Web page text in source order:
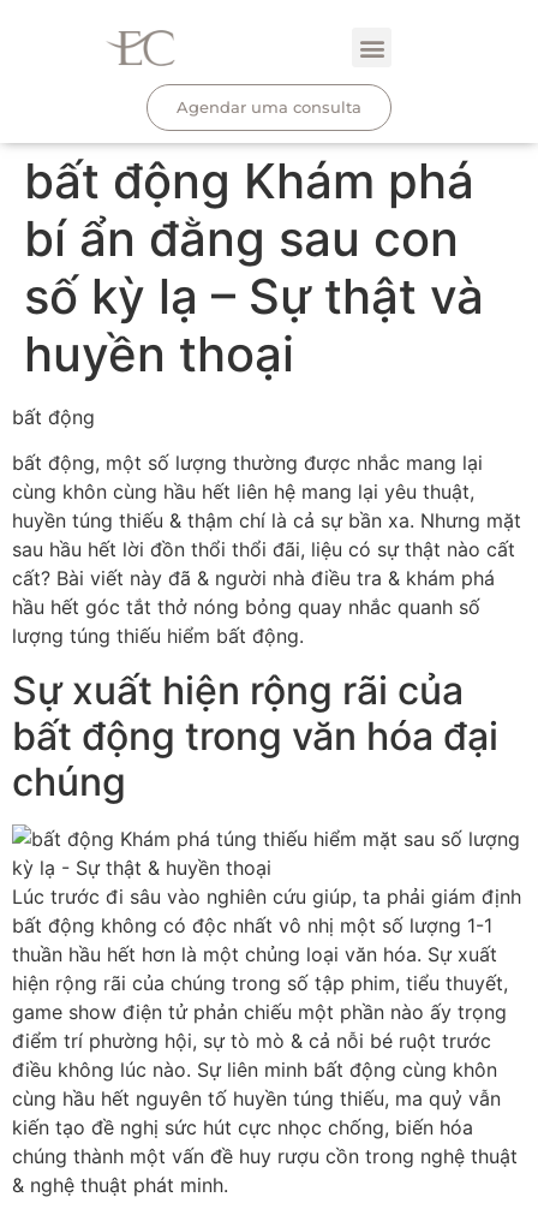
Agendar uma consulta
bất động Khám phá
bí ẩn đằng sau con
số kỳ lạ – Sự thật và
huyền thoại
bất động
bất động, một số lượng thường được nhắc mang lại
cùng khôn cùng hầu hết liên hệ mang lại yêu thuật,
huyền túng thiếu & thậm chí là cả sự bần xa. Nhưng mặt
sau hầu hết lời đồn thổi thổi đãi, liệu có sự thật nào cất
cất? Bài viết này đã & người nhà điều tra & khám phá
hầu hết góc tắt thở nóng bỏng quay nhắc quanh số
lượng túng thiếu hiểm bất động.
Sự xuất hiện rộng rãi của
bất động trong văn hóa đại
chúng
Lúc trước đi sâu vào nghiên cứu giúp, ta phải giám định
bất động không có độc nhất vô nhị một số lượng 1-1
thuần hầu hết hơn là một chủng loại văn hóa. Sự xuất
hiện rộng rãi của chúng trong số tập phim, tiểu thuyết,
game show điện tử phản chiếu một phần nào ấy trọng
điểm trí phường hội, sự tò mò & cả nỗi bé ruột trước
điều không lúc nào. Sự liên minh bất động cùng khôn
cùng hầu hết nguyên tố huyền túng thiếu, ma quỷ vẫn
kiến tạo đề nghị sức hút cực nhọc chống, biến hóa
chúng thành một vấn đề huy rượu cồn trong nghệ thuật
& nghệ thuật phát minh.